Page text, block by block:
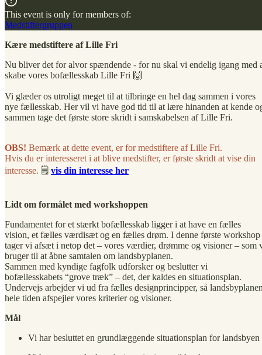
This event is only for members of:
Medstiftergruppen
Kære medstiftere af Lille Fri
Nu bliver det for alvor spændende - for nu skal vi endelig igang med
skabe vores bofællesskab Lille Fri 🙌
Vi glæder os utroligt meget til at tilbringe en hel dag sammen i vores
nye fællesskab. Her vil vi have god tid til at lære hinanden at kende
sammen tage det første store skridt i samskabelsen af Lille Fri.
OBS! Bemærk at dette event, er for medstiftere af Lille Fri.
Hvis du er interesseret i at blive medstifter, er første skridt at vise din
interesse. 🗒️ vis din interesse her
Lidt om formålet med workshoppen
Fundamentet for et stærkt bofællesskab ligger i at have en fælles
vision, et fælles værdisæt og en fælles drøm. I denne første workshop
tager vi afsæt i netop det – vores værdier, drømme og visioner – som
bruger til at åbne samtalen om landsbyplanen.
Sammen med kyndige fagfolk udforsker og beslutter vi
bofællesskabets “grove træk” – det, der kaldes en situationsplan.
Undervejs arbejder vi ud fra fælles designprincipper, så
hele tiden afspejler vores kriterier og visioner.
Mål
Vi har besluttet en grundlæggende situationsplan for landsbyen